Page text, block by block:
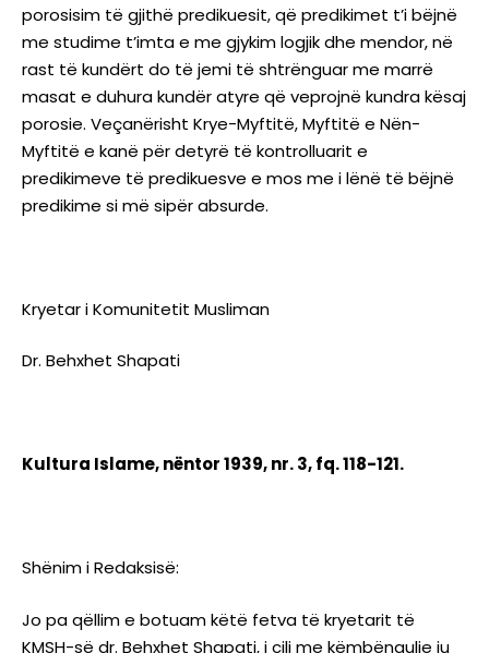
porosisim të gjithë predikuesit, që predikimet t’i bëjnë
me studime t’imta e me gjykim logjik dhe mendor, në
rast të kundërt do të jemi të shtrënguar me marrë
masat e duhura kundër atyre që veprojnë kundra kësaj
porosie. Veçanërisht Krye-Myftitë, Myftitë e Nën-
Myftitë e kanë për detyrë të kontrolluarit e
predikimeve të predikuesve e mos me i lënë të bëjnë
predikime si më sipër absurde.
Kryetar i Komunitetit Musliman
Dr. Behxhet Shapati
Kultura Islame, nëntor 1939, nr. 3, fq. 118-121.
Shënim i Redaksisë:
Jo pa qëllim e botuam këtë fetva të kryetarit të
KMSH-së dr. Behxhet Shapati, i cili me këmbëngulje iu